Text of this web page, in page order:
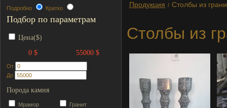
Подробно Кратко
Подбор по параметрам
Цена($)
0 $
55000 $
От
До
Порода камня
Мрамор Гранит
Продукция / Столбы из
Столбы из